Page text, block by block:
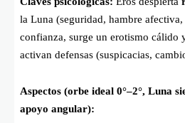
la Luna (seguridad, hambre
confianza, surge un erotismo cálido
activan defensas (suspicacias,
Aspectos (orbe ideal 0°–2°, Luna
apoyo angular):